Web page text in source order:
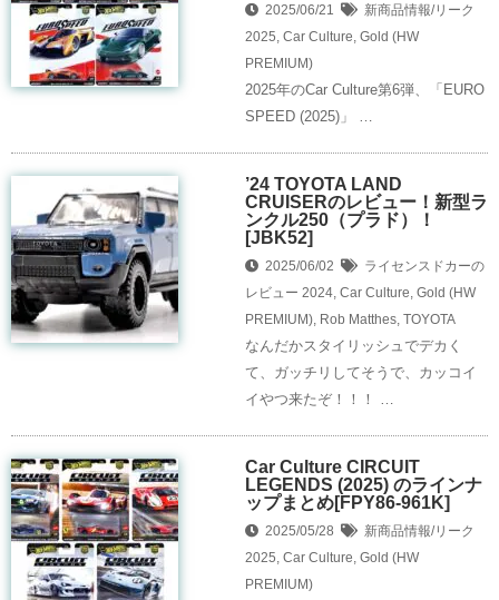
2025/06/21
新商品情報/リーク
2025, Car Culture, Gold (HW
PREMIUM)
2025年のCar Culture第6弾、「EURO
SPEED (2025)」 …
’24 TOYOTA LAND
CRUISERのレビュー！新型ラ
ンクル250（プラド）！
[JBK52]
2025/06/02
ライセンスドカーの
レビュー 2024, Car Culture, Gold (HW
PREMIUM), Rob Matthes, TOYOTA
なんだかスタイリッシュでデカく
て、ガッチリしてそうで、カッコイ
イやつ来たぞ！！！ …
Car Culture CIRCUIT
LEGENDS (2025) のラインナ
ップまとめ[FPY86-961K]
2025/05/28
新商品情報/リーク
2025, Car Culture, Gold (HW
PREMIUM)